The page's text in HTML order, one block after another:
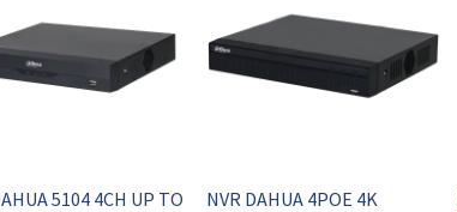
5104 4CH UP TO
NVR DAHUA 4POE 4K